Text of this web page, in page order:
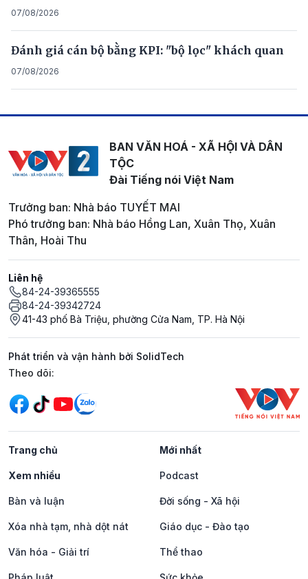
07/08/2026
Đánh giá cán bộ bằng KPI: "bộ lọc" khách quan
07/08/2026
BAN VĂN HOÁ - XÃ HỘI VÀ DÂN
TỘC
Đài Tiếng nói Việt Nam
Trưởng ban: Nhà báo TUYẾT MAI
Phó trưởng ban: Nhà báo Hồng Lan, Xuân Thọ, Xuân
Thân, Hoài Thu
Liên hệ
84-24-39365555
84-24-39342724
41-43 phố Bà Triệu, phường Cửa Nam, TP. Hà Nội
Phát triển và vận hành bởi SolidTech
Mạng xã hội
Theo dõi:
Trang chủ Mới nhất
Xem nhiều Podcast
Bàn và luận Đời sống - Xã hội
Xóa nhà tạm, nhà dột nát Giáo dục - Đào tạo
Văn hóa - Giải trí Thể thao